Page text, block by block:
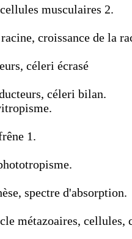
musculaires 2.
croissance de la
céleri écrasé
céleri bilan.
1.
spectre d'absorption.
métazoaires, cellules,